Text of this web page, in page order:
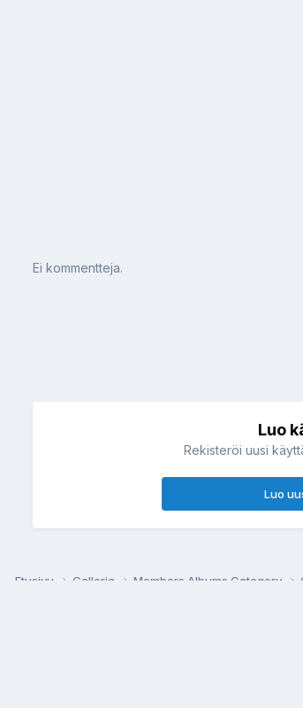
Ei kommentteja.
Luo
Rekisteröi uusi
Luo
Etusivu Galleria Members Albums Category